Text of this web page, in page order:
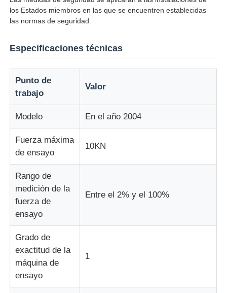
máquina de prueba de tela
Regulador de la temperatura y de la humedad
probador de la dureza
los Estados miembros en las que se encuentren establecidas
las normas de seguridad.
Especificaciones técnicas
Punto de
trabajo
Valor
Modelo En el año 2004
Fuerza máxima
de ensayo
10KN
Rango de
medición de la
fuerza de
ensayo
Entre el 2% y el 100%
Grado de
exactitud de la
máquina de
ensayo
1